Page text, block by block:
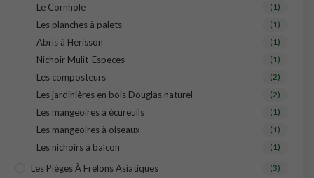
Le Cornhole (1)
Les planches à palets (1)
Abris à Herisson (1)
Nichoir Mulit-Especes (1)
Les composteurs (2)
Les jardinières en bois Douglas naturel (2)
Les mangeoires à écureuils (1)
Les mangeoires à oiseaux (1)
Les nichoirs à balcon (1)
Les Pièges À Frelons Asiatiques (3)